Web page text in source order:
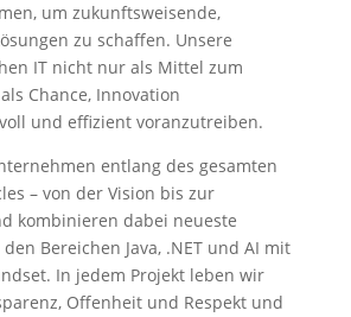
um zukunftsweisende,
zu schaffen. Unsere
IT nicht nur als Mittel zum
Chance, Innovation
und effizient voranzutreiben.
entlang des gesamten
– von der Vision bis zur
kombinieren dabei neueste
Bereichen Java, .NET und AI mit
In jedem Projekt leben wir
Offenheit und Respekt und